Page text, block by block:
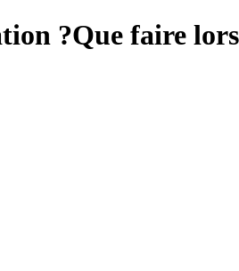
?Que faire